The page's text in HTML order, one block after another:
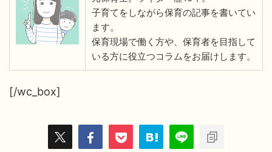
子育てをしながら保育の記事を書いてい
ます。
保育現場で働く方や、保育者を目指して
いる方に役立つコラムをお届けします。
[/wc_box]